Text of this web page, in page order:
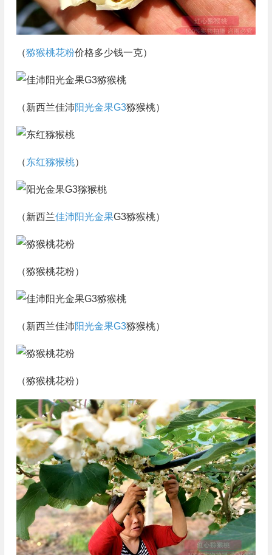
（猕猴桃花粉价格多少钱一克）
（新西兰佳沛阳光金果G3猕猴桃）
（东红猕猴桃）
（新西兰佳沛阳光金果G3猕猴桃）
（猕猴桃花粉）
（新西兰佳沛阳光金果G3猕猴桃）
（猕猴桃花粉）